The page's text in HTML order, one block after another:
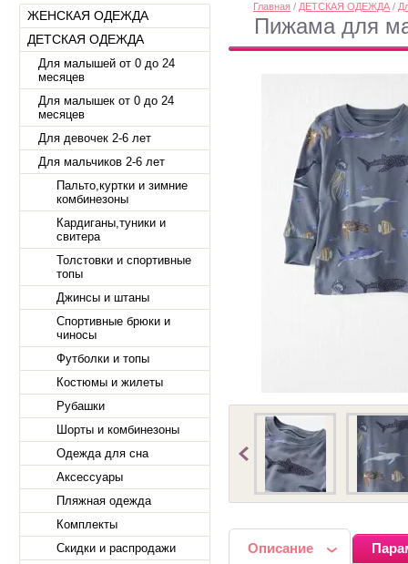
ЖЕНСКАЯ ОДЕЖДА
ДЕТСКАЯ ОДЕЖДА
Для малышей от 0 до 24
месяцев
Для малышек от 0 до 24
месяцев
Для девочек 2-6 лет
Для мальчиков 2-6 лет
Пальто,куртки и зимние
комбинезоны
Кардиганы,туники и
свитера
Толстовки и спортивные
топы
Джинсы и штаны
Спортивные брюки и
чиносы
Футболки и топы
Костюмы и жилеты
Рубашки
Шорты и комбинезоны
Одежда для сна
Аксессуары
Пляжная одежда
Комплекты
Скидки и распродажи
Главная / ДЕТСКАЯ ОДЕЖДА /
Пижама для
Описание